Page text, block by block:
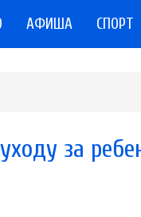
АФИША СПОРТ
за